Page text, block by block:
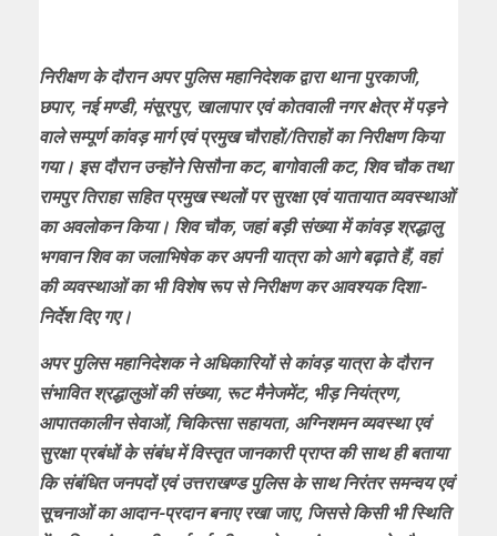
निरीक्षण के दौरान अपर पुलिस महानिदेशक द्वारा थाना पुरकाजी,
छपार, नई मण्डी, मंसूरपुर, खालापार एवं कोतवाली नगर क्षेत्र में पड़ने
वाले सम्पूर्ण कांवड़ मार्ग एवं प्रमुख चौराहों/तिराहों का निरीक्षण किया
गया। इस दौरान उन्होंने सिसौना कट, बागोवाली कट, शिव चौक तथा
रामपुर तिराहा सहित प्रमुख स्थलों पर सुरक्षा एवं यातायात व्यवस्थाओं
का अवलोकन किया। शिव चौक, जहां बड़ी संख्या में कांवड़ श्रद्धालु
भगवान शिव का जलाभिषेक कर अपनी यात्रा को आगे बढ़ाते हैं, वहां
की व्यवस्थाओं का भी विशेष रूप से निरीक्षण कर आवश्यक दिशा-
निर्देश दिए गए।
अपर पुलिस महानिदेशक ने अधिकारियों से कांवड़ यात्रा के दौरान
संभावित श्रद्धालुओं की संख्या, रूट मैनेजमेंट, भीड़ नियंत्रण,
आपातकालीन सेवाओं, चिकित्सा सहायता, अग्निशमन व्यवस्था एवं
सुरक्षा प्रबंधों के संबंध में विस्तृत जानकारी प्राप्त की साथ ही बताया
कि संबंधित जनपदों एवं उत्तराखण्ड पुलिस के साथ निरंतर समन्वय एवं
सूचनाओं का आदान-प्रदान बनाए रखा जाए, जिससे किसी भी स्थिति